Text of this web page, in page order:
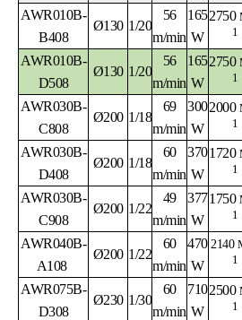
AWR010B-
B408
Ø130 1/20
56
m/min
165
W
2750
1
AWR010B-
D508
Ø130 1/20
56
m/min
165
W
2750
1
AWR030B-
C808
Ø200 1/18
69
m/min
300
W
2000
1
AWR030B-
D408
Ø200 1/18
60
m/min
370
W
1720
1
AWR030B-
C908
Ø200 1/22
49
m/min
377
W
1750
1
AWR040B-
A108
Ø200 1/22
60
m/min
470
W
2140
1
AWR075B-
D308
Ø230 1/30
60
m/min
710
W
2500
1